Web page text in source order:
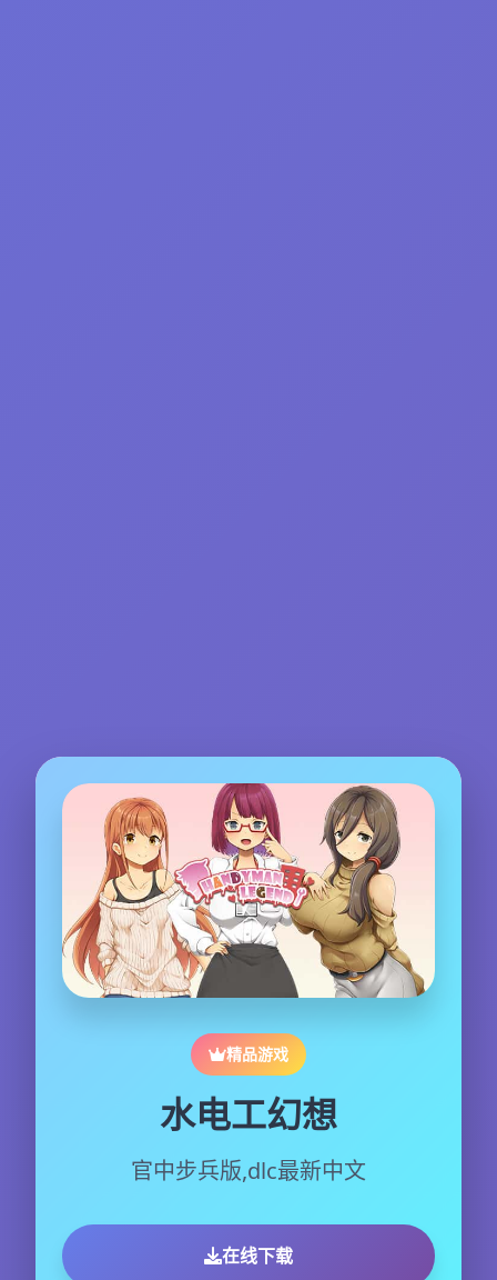
精品游戏
水电工幻想
官中步兵版,dlc最新中文
在线下载